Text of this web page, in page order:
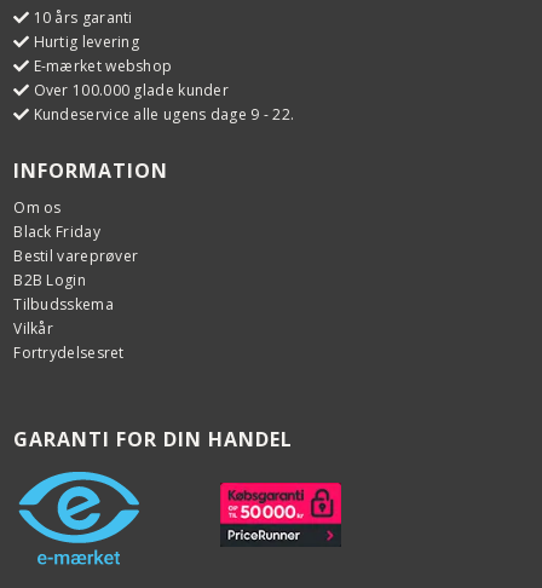
10 års garanti
Hurtig levering
E-mærket webshop
Over 100.000 glade kunder
Kundeservice alle ugens dage 9 - 22.
INFORMATION
Om os
Black Friday
Bestil vareprøver
B2B Login
Tilbudsskema
Vilkår
Fortrydelsesret
GARANTI FOR DIN HANDEL